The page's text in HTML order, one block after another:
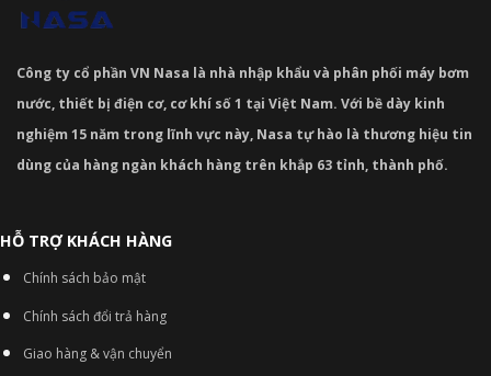
Công ty cổ phần VN Nasa là nhà nhập khẩu và phân phối máy bơm
nước, thiết bị điện cơ, cơ khí số 1 tại Việt Nam. Với bề dày kinh
nghiệm 15 năm trong lĩnh vực này, Nasa tự hào là thương hiệu tin
dùng của hàng ngàn khách hàng trên khắp 63 tỉnh, thành phố.
HỖ TRỢ KHÁCH HÀNG
Chính sách bảo mật
Chính sách đổi trả hàng
Giao hàng & vận chuyển